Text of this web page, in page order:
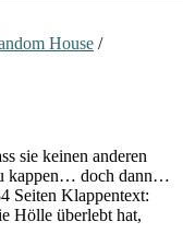
House /
sie keinen anderen
kappen… doch dann…
Seiten Klappentext:
Hölle überlebt hat,